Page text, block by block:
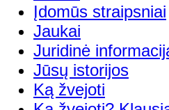
Įdomūs straipsniai
Jaukai
Juridinė
Jūsų istorijos
Ką žvejoti